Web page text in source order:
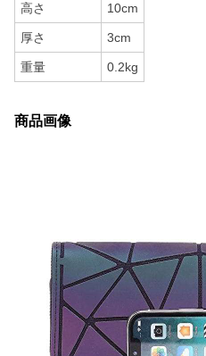
高さ 10cm
厚さ 3cm
重量 0.2kg
商品画像